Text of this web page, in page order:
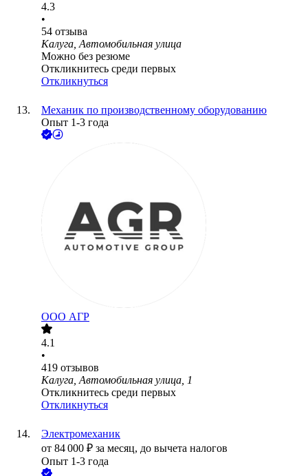
4.3
•
54 отзыва
Калуга, Автомобильная улица
Можно без резюме
Откликнитесь среди первых
Откликнуться
Механик по производственному оборудованию
Опыт 1-3 года
ООО АГР
4.1
•
419 отзывов
Калуга, Автомобильная улица, 1
Откликнитесь среди первых
Откликнуться
Электромеханик
от 84 000 ₽ за месяц, до вычета налогов
Опыт 1-3 года